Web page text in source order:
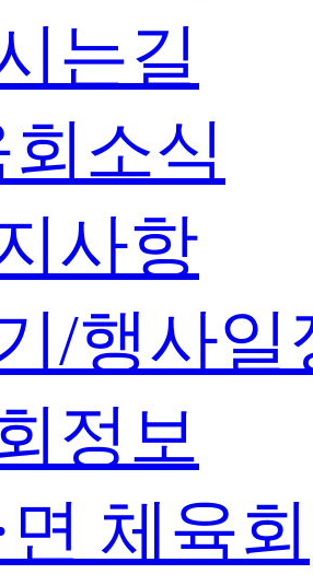
는길
소식
사항
/행사일
정보
면 체육회